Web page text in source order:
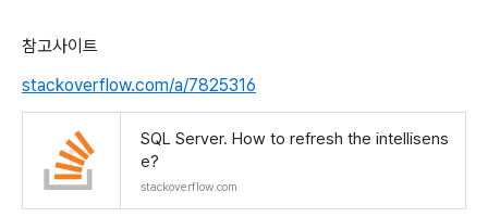
참고사이트
stackoverflow.com/a/7825316
SQL Server. How to refresh the intellisens
e?
stackoverflow.com